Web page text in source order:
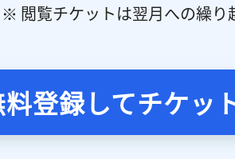
※ 閲覧チケットは翌月への繰り
登録してチケッ